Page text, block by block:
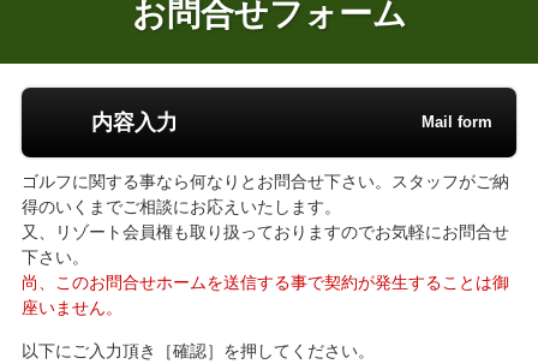
お問合せフォーム
内容入力 Mail form
ゴルフに関する事なら何なりとお問合せ下さい。スタッフがご納
得のいくまでご相談にお応えいたします。
又、リゾート会員権も取り扱っておりますのでお気軽にお問合せ
下さい。
尚、このお問合せホームを送信する事で契約が発生することは御
座いません。
以下にご入力頂き［確認］を押してください。